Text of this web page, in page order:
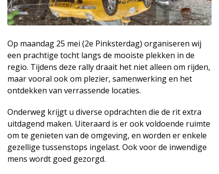
Op maandag 25 mei (2e Pinksterdag) organiseren wij
een prachtige tocht langs de mooiste plekken in de
regio. Tijdens deze rally draait het niet alleen om rijden,
maar vooral ook om plezier, samenwerking en het
ontdekken van verrassende locaties.
Onderweg krijgt u diverse opdrachten die de rit extra
uitdagend maken. Uiteraard is er ook voldoende ruimte
om te genieten van de omgeving, en worden er enkele
gezellige tussenstops ingelast. Ook voor de inwendige
mens wordt goed gezorgd.